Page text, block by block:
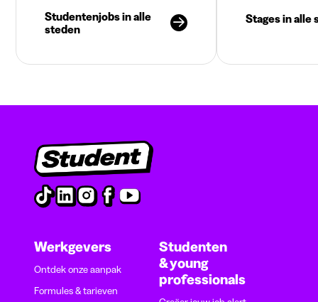
Studentenjobs in alle
steden
Stages in alle
Werkgevers
Ontdek onze aanpak
Formules & tarieven
Studenten
& young
professionals